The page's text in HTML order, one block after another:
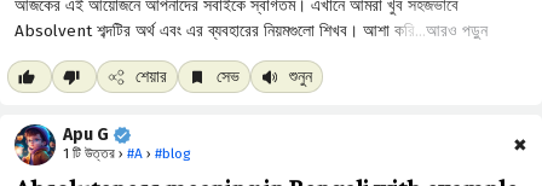
আরও পড়ুন
শেয়ার সেভ শুনুন
Apu G
1 টি উত্তর › #A› #blog ✖